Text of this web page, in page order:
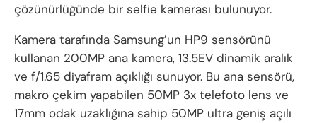
çözünürlüğünde bir selfie kamerası bulunuyor.
Kamera tarafında Samsung’un HP9 sensörünü
kullanan 200MP ana kamera, 13.5EV dinamik aralık
ve f/1.65 diyafram açıklığı sunuyor. Bu ana sensörü,
makro çekim yapabilen 50MP 3x telefoto lens ve
17mm odak uzaklığına sahip 50MP ultra geniş açılı